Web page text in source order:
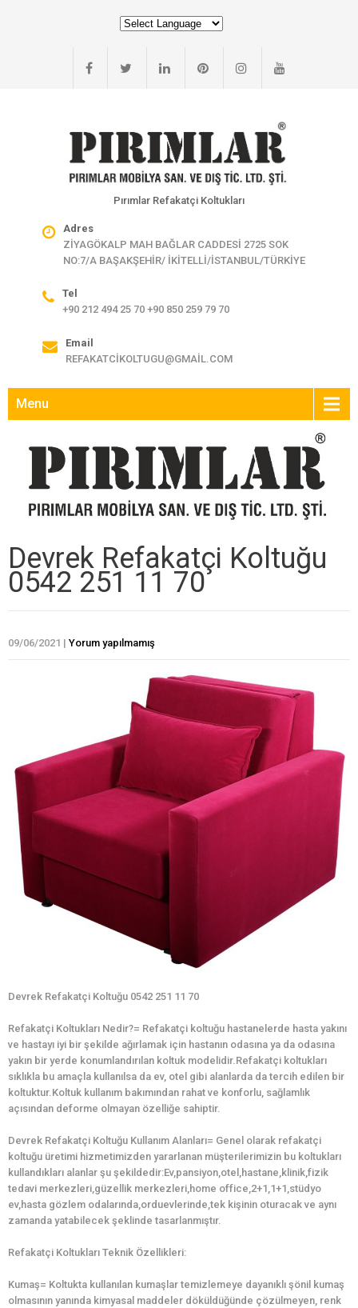
Pırımlar Refakatçi Koltukları
Adres
ZİYAGÖKALP MAH BAĞLAR CADDESİ 2725 SOK
NO:7/A BAŞAKŞEHİR/ İKİTELLİ/İSTANBUL/TÜRKİYE
Tel
+90 212 494 25 70 +90 850 259 79 70
Email
REFAKATCIKOLTUGU@GMAIL.COM
Menu
Devrek Refakatçi Koltuğu
0542 251 11 70
09/06/2021 | Yorum yapılmamış
Devrek Refakatçi Koltuğu 0542 251 11 70
Refakatçi Koltukları Nedir?= Refakatçi koltuğu hastanelerde hasta yakını
ve hastayı iyi bir şekilde ağırlamak için hastanın odasına ya da odasına
yakın bir yerde konumlandırılan koltuk modelidir.Refakatçi koltukları
sıklıkla bu amaçla kullanılsa da ev, otel gibi alanlarda da tercih edilen bir
koltuktur.Koltuk kullanım bakımından rahat ve konforlu, sağlamlık
açısından deforme olmayan özelliğe sahiptir.
Devrek Refakatçi Koltuğu Kullanım Alanları= Genel olarak refakatçi
koltuğu üretimi hizmetimizden yararlanan müşterilerimizin bu koltukları
kullandıkları alanlar şu şekildedir:Ev,pansiyon,otel,hastane,klinik,fizik
tedavi merkezleri,güzellik merkezleri,home office,2+1,1+1,stüdyo
ev,hasta gözlem odalarında,orduevlerinde,tek kişinin oturacak ve aynı
zamanda yatabilecek şeklinde tasarlanmıştır.
Refakatçi Koltukları Teknik Özellikleri:
Kumaş= Koltukta kullanılan kumaşlar temizlemeye dayanıklı şönil kumaş
olmasının yanında kimyasal maddeler döküldüğünde çözülmeyen, renk